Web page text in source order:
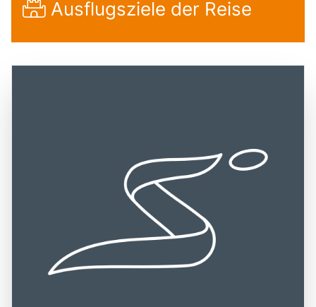
Ausflugsziele der Reise